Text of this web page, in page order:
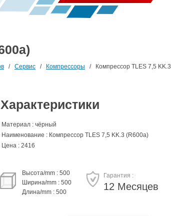
/ Сервис / Компрессоры / Компрессор TLES 7,5 KK.3
Характеристики
Материал : чёрный
Наименование : Компрессор TLES 7,5 KK.3 (R600a)
Цена : 2416
Высота/mm : 500
Ширина/mm : 500
Длина/mm : 500
Гарантия :
12 Месяцев